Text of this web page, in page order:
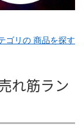
ゴリの 商品を探す
れ筋ラン